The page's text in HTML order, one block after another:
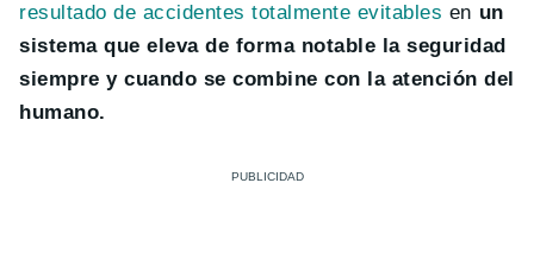
resultado de accidentes totalmente evitables en un
sistema que eleva de forma notable la seguridad
siempre y cuando se combine con la atención del
humano.